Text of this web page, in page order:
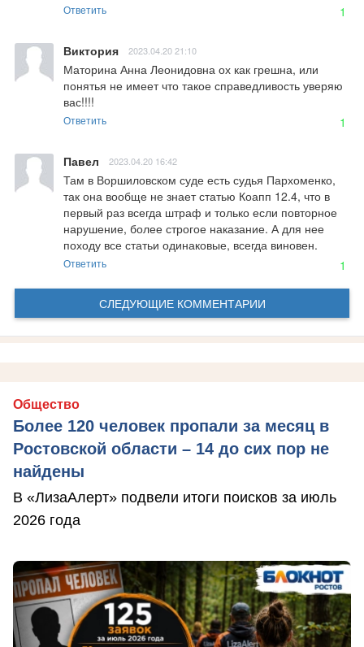
Ответить 1
Виктория 2023.04.20 21:10
Маторина Анна Леонидовна ох как грешна, или
понятья не имеет что такое справедливость уверяю
вас!!!!
Ответить 1
Павел 2023.04.20 16:42
Там в Воршиловском суде есть судья Пархоменко,
так она вообще не знает статью Коапп 12.4, что в
первый раз всегда штраф и только если повторное
нарушение, более строгое наказание. А для нее
походу все статьи одинаковые, всегда виновен.
Ответить 1
СЛЕДУЮЩИЕ КОММЕНТАРИИ
Общество
Более 120 человек пропали за месяц в
Ростовской области – 14 до сих пор не
найдены
В «ЛизаАлерт» подвели итоги поисков за июль
2026 года